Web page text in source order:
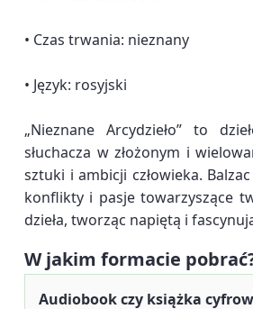
• Czas trwania: nieznany
• Język: rosyjski
„Nieznane Arcydzieło” to
słuchacza w złożonym i
sztuki i ambicji człowieka.
konflikty i pasje towarzyszące
dzieła, tworząc napiętą i
W jakim formacie
Audiobook czy książka